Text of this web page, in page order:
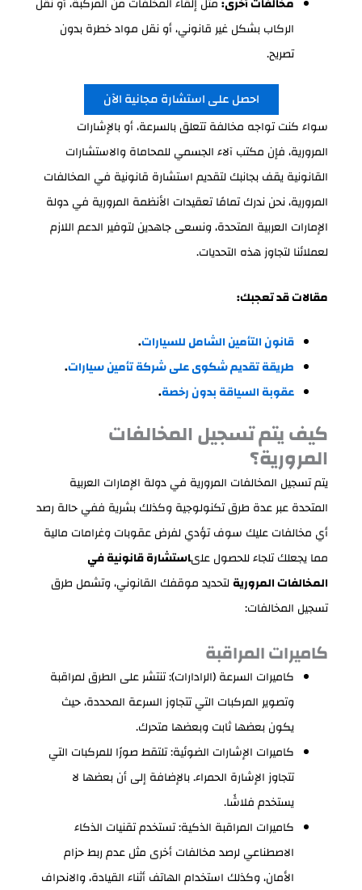
مخالفات أخرى:مثل إلقاء المخلفات من المركبة، أو نقل
الركاب بشكل غير قانوني، أو نقل مواد خطرة بدون
تصريح.
احصل على استشارة مجانية الآن
سواء كنت تواجه مخالفة تتعلق بالسرعة، أو بالإشارات
المرورية، فإن مكتب آلاء الجسمي للمحاماة والاستشارات
القانونية يقف بجانبك لتقديم استشارة قانونية في المخالفات
المرورية، نحن ندرك تمامًا تعقيدات الأنظمة المرورية في دولة
الإمارات العربية المتحدة، ونسعى جاهدين لتوفير الدعم اللازم
لعملائنا لتجاوز هذه التحديات.
مقالات قد تعجبك:
قانون التأمين الشامل للسيارات.
طريقة تقديم شكوى على شركة تأمين سيارات.
عقوبة السياقة بدون رخصة.
كيف يتم تسجيل المخالفات
المرورية؟
يتم تسجيل المخالفات المرورية في دولة الإمارات العربية
المتحدة عبر عدة طرق تكنولوجية وكذلك بشرية ففي حالة رصد
أي مخالفات عليك سوف تؤدي لفرض عقوبات وغرامات مالية
مما يجعلك تلجاء للحصول علىاستشارة قانونية في
المخالفات المرورية لتحديد موقفك القانوني، وتشمل طرق
تسجيل المخالفات:
كاميرات المراقبة
كاميرات السرعة (الرادارات): تنتشر على الطرق لمراقبة
وتصوير المركبات التي تتجاوز السرعة المحددة، حيث
يكون بعضها ثابت وبعضها متحرك.
كاميرات الإشارات الضوئية: تلتقط صورًا للمركبات التي
تتجاوز الإشارة الحمراء. بالإضافة إلى أن بعضها لا
يستخدم فلاشًا.
كاميرات المراقبة الذكية: تستخدم تقنيات الذكاء
الاصطناعي لرصد مخالفات أخرى مثل عدم ربط حزام
الأمان، وكذلك استخدام الهاتف أثناء القيادة، والانحراف